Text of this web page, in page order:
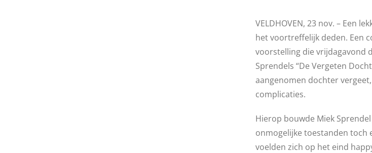
VELDHOVEN, 23 nov. – Een
het voortreffelijk deden. Een
voorstelling die vrijdagavond
Sprendels “De Vergeten
aangenomen dochter
complicaties.
Hierop bouwde Miek
onmogelijke toestanden toch
voelden zich op het eind